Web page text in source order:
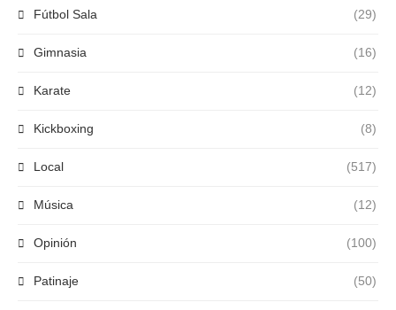
Fútbol Sala (29)
Gimnasia (16)
Karate (12)
Kickboxing (8)
Local (517)
Música (12)
Opinión (100)
Patinaje (50)